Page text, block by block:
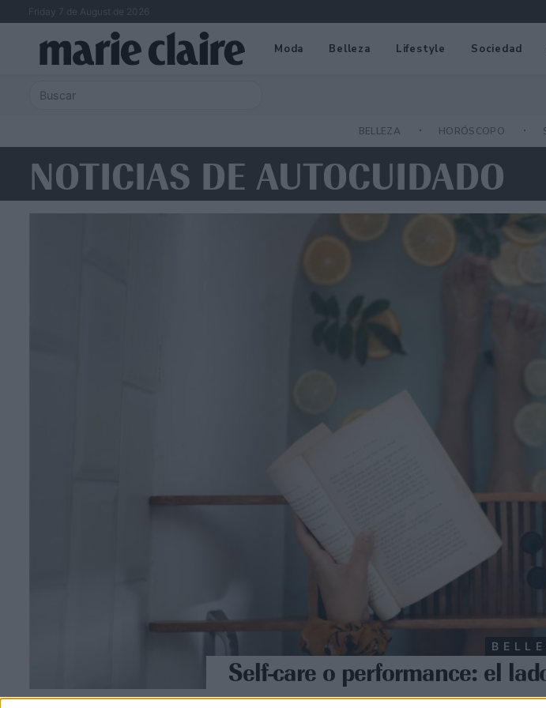
Friday 7 de August de 2026
Moda Belleza Lifestyle Sociedad
BELLEZA HORÓSCOPO
NOTICIAS DE AUTOCUIDADO
Self-care o performance: el